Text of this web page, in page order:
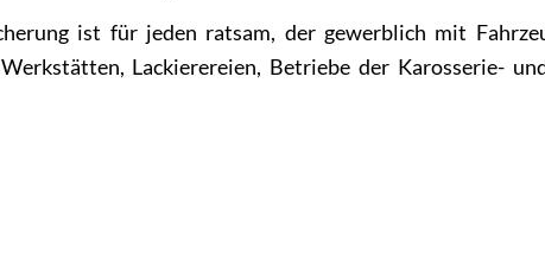
ist für jeden ratsam, der gewerblich mit
Lackierereien, Betriebe der Karosserie-